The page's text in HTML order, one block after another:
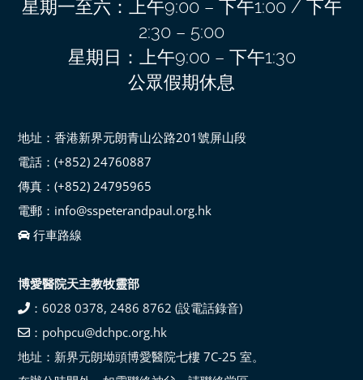
星期一至六：上午9:00 – 下午1:00 / 下午
2:30 – 5:00
星期日：上午9:00 – 下午1:30
公眾假期休息
地址：香港新界元朗青山公路201號屏山段
電話：(+852) 24760887
傳真：(+852) 24795965
電郵：info@sspeterandpaul.org.hk
行車路線
博愛醫院天主教牧靈部
：6028 0378, 2486 8762 (設電話錄音)
：pohpcu@dchpc.org.hk
地址：新界元朗坳頭博愛醫院七樓 7C-25 室。